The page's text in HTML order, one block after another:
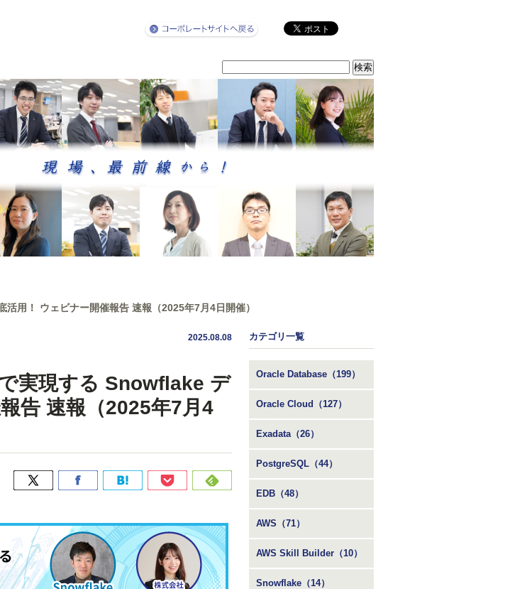
用！ ウェビナー開催報告 速報（2025年7月4日開催）
2025.08.08
実現する Snowflake デ
告 速報（2025年7月4
カテゴリ一覧
Oracle Database（199）
Oracle Cloud（127）
Exadata（26）
PostgreSQL（44）
EDB（48）
AWS（71）
AWS Skill Builder（10）
Snowflake（14）